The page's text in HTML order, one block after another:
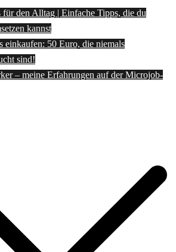
für den Alltag | Einfache Tipps, die du
kannst
einkaufen: 50 Euro, die niemals
sind!
– meine Erfahrungen auf der Microjob-